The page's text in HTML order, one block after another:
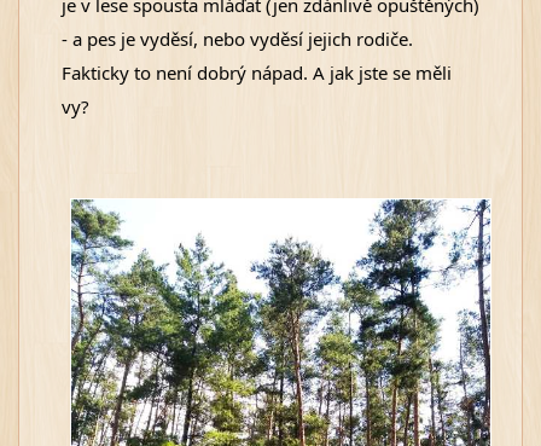
je v lese spousta mláďat (jen zdánlivě opuštěných)
- a pes je vyděsí, nebo vyděsí jejich rodiče.
Fakticky to není dobrý nápad. A jak jste se měli
vy?